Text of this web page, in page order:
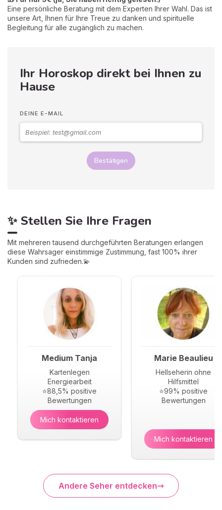
Eine persönliche Beratung mit dem Experten Ihrer Wahl. Das ist
unsere Art, Ihnen für Ihre Treue zu danken und spirituelle
Begleitung für alle zugänglich zu machen.
Ihr Horoskop direkt bei Ihnen zu
Hause
DEINE E-MAIL
Bestätigen
✨ Stellen Sie Ihre Fragen
Mit mehreren tausend durchgeführten Beratungen erlangen
diese Wahrsager einstimmige Zustimmung, fast 100% ihrer
Kunden sind zufrieden.💫
Medium Tanja
Kartenlegen
Energiearbeit
⭐88,5% positive
Bewertungen
Mich kontaktieren
Marie Beaulieu
Hellseherin ohne
Hilfsmittel
⭐99% positive
Bewertungen
Mich kontaktieren
Andere Seher entdecken